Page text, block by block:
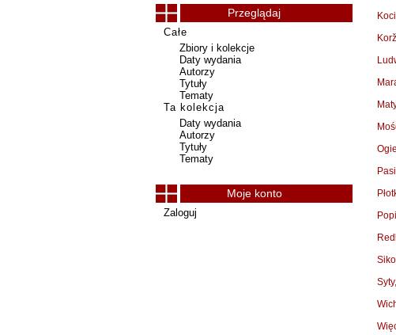
Przeglądaj
Całe
Zbiory i kolekcje
Daty wydania
Autorzy
Tytuły
Tematy
Ta kolekcja
Daty wydania
Autorzy
Tytuły
Tematy
Moje konto
Zaloguj